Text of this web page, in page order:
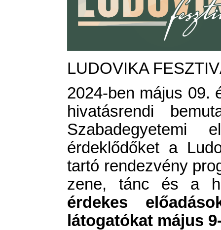
LUDOVIKA
2024-ben május 09.
hivatásrendi
érdeklődőket a
tartó rendezvény
zene, tánc és a
érdekes
látogatókat május